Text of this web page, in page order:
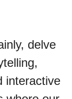
delve
interactive